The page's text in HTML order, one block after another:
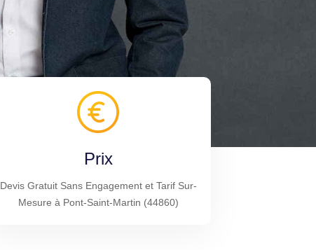
Prix
Devis Gratuit Sans Engagement et Tarif Sur-
Mesure à Pont-Saint-Martin (44860)